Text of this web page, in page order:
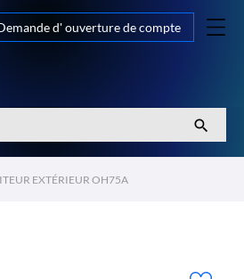
d' ouverture de compte

EXTÉRIEUR OH75A